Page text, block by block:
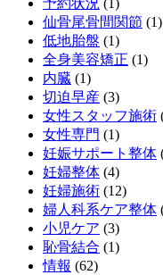
仙骨尾骨間関節 (1)
低地胎盤 (1)
全身美容矯正 (1)
内臓 (1)
切迫早産 (3)
女性スタッフ施術
女性専門 (1)
妊娠サポート整体
妊婦整体 (4)
妊婦施術 (12)
婦人科系ケア整体
小児ケア (3)
恥骨結合 (1)
情報 (62)